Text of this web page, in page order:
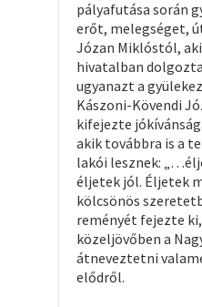
pályafutása során
erőt, melegséget,
Józan Miklóstól,
hivatalban
ugyanazt a
Kászoni-Kövendi
kifejezte
akik továbbra is a
lakói lesznek:
éljetek jól. Éljetek
kölcsönös
reményét fejezte
közeljövőben a
átneveztetni
elődről.